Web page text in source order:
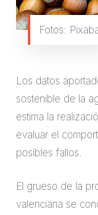
Fotos:
Los datos
sostenible de la
estima la
evaluar el
posibles fallos.
El grueso de la
valenciana se